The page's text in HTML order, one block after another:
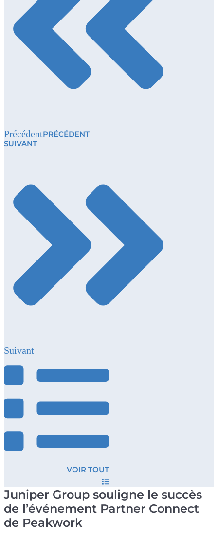
PrécédentPRÉCÉDENT
SUIVANT
Suivant
VOIR TOUT
Juniper Group souligne le succès
de l’événement Partner Connect
de Peakwork